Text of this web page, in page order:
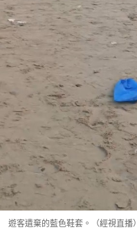
遊客遺棄的藍色鞋套。（經視直播）